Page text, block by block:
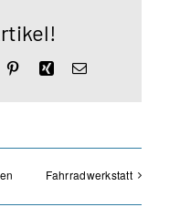
PinterestXingE-
Fahrradwerkstatt